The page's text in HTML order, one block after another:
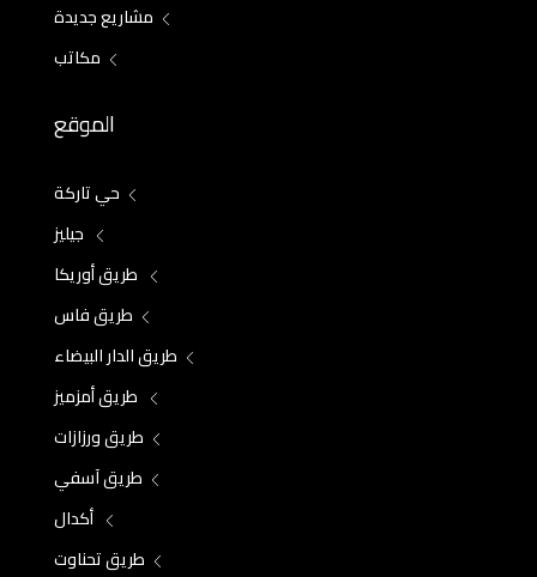
مشاريع جديدة
مكاتب
الموقع
حي تاركة
جيليز
طريق أوريكا
طريق فاس
طريق الدار البيضاء
طريق أمزميز
طريق ورزازات
طريق آسفي
أكدال
طريق تحناوت